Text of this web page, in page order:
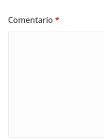
Comentario *